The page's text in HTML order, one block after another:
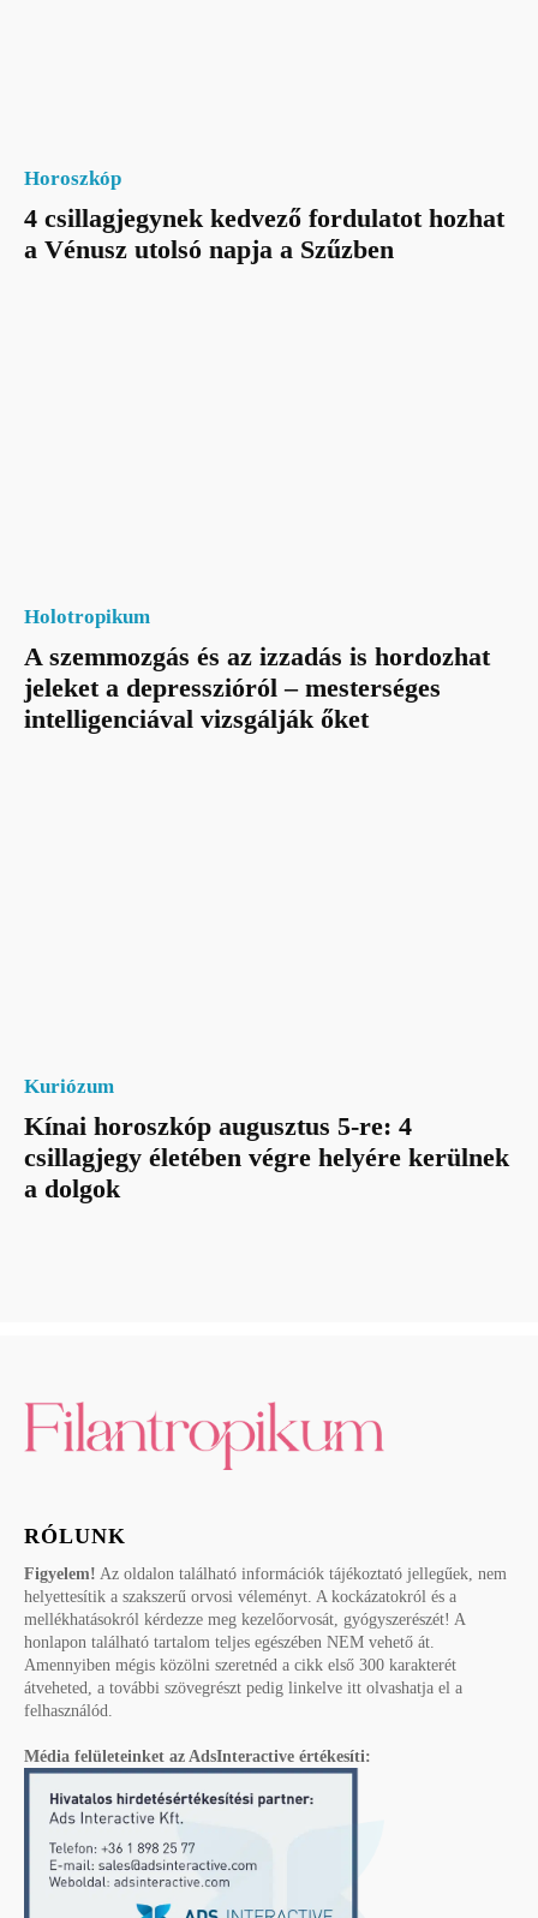
Horoszkóp
4 csillagjegynek kedvező fordulatot hozhat
a Vénusz utolsó napja a Szűzben
Holotropikum
A szemmozgás és az izzadás is hordozhat
jeleket a depresszióról – mesterséges
intelligenciával vizsgálják őket
Kuriózum
Kínai horoszkóp augusztus 5-re: 4
csillagjegy életében végre helyére kerülnek
a dolgok
RÓLUNK
Figyelem! Az oldalon található információk tájékoztató jellegűek, nem
helyettesítik a szakszerű orvosi véleményt. A kockázatokról és a
mellékhatásokról kérdezze meg kezelőorvosát, gyógyszerészét! A
honlapon található tartalom teljes egészében NEM vehető át.
Amennyiben mégis közölni szeretnéd a cikk első 300 karakterét
átveheted, a további szövegrészt pedig linkelve itt olvashatja el a
felhasználód.
Média felületeinket az AdsInteractive értékesíti: